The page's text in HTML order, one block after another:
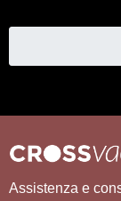
Assistenza e